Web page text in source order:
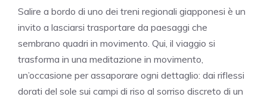
Salire a bordo di uno dei treni regionali giapponesi è un
invito a lasciarsi trasportare da paesaggi che
sembrano quadri in movimento. Qui, il viaggio si
trasforma in una meditazione in movimento,
un’occasione per assaporare ogni dettaglio: dai riflessi
dorati del sole sui campi di riso al sorriso discreto di un